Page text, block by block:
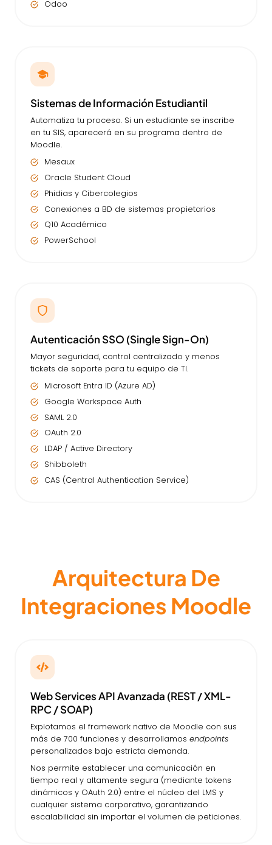
Odoo
Sistemas de Información Estudiantil
Automatiza tu proceso. Si un estudiante se inscribe
en tu SIS, aparecerá en su programa dentro de
Moodle.
Mesaux
Oracle Student Cloud
Phidias y Cibercolegios
Conexiones a BD de sistemas propietarios
Q10 Académico
PowerSchool
Autenticación SSO (Single Sign-On)
Mayor seguridad, control centralizado y menos
tickets de soporte para tu equipo de TI.
Microsoft Entra ID (Azure AD)
Google Workspace Auth
SAML 2.0
OAuth 2.0
LDAP / Active Directory
Shibboleth
CAS (Central Authentication Service)
Arquitectura De
Integraciones Moodle
Web Services API Avanzada (REST / XML-
RPC / SOAP)
Explotamos el framework nativo de Moodle con sus
más de 700 funciones y desarrollamos endpoints
personalizados bajo estricta demanda.
Nos permite establecer una comunicación en
tiempo real y altamente segura (mediante tokens
dinámicos y OAuth 2.0) entre el núcleo del LMS y
cualquier sistema corporativo, garantizando
escalabilidad sin importar el volumen de peticiones.